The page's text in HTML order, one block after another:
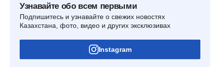
Узнавайте обо всем первыми
Подпишитесь и узнавайте о свежих новостях
Казахстана, фото, видео и других эксклюзивах
Instagram